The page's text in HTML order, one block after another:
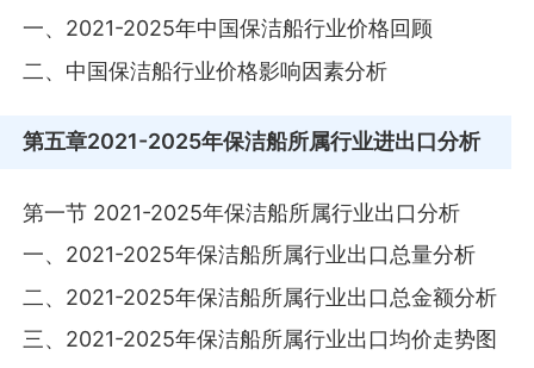
一、2021-2025年中国保洁船行业价格回顾
二、中国保洁船行业价格影响因素分析
第五章2021-2025年保洁船所属行业进出口分析
第一节 2021-2025年保洁船所属行业出口分析
一、2021-2025年保洁船所属行业出口总量分析
二、2021-2025年保洁船所属行业出口总金额分析
三、2021-2025年保洁船所属行业出口均价走势图